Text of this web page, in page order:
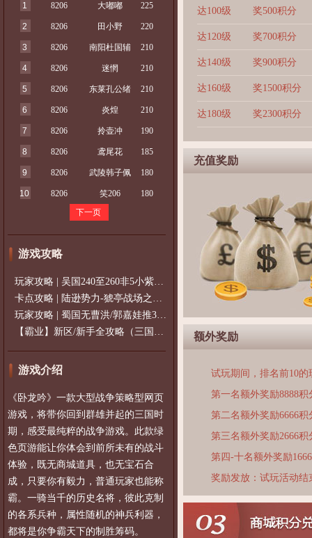
1
8206 大嘟嘟 225
2 8206 田小野 220
3 8206 南阳杜国辅 210
4 8206 迷惘 210
5 8206 东莱孔公绪 210
6 8206 炎煌 210
7 8206 拎壶冲 190
8 8206 鸢尾花 185
9 8206 武陵韩子佩 180
10 8206 笑206
180
下一页
游戏攻略
玩家攻略 | 吴国240至260非5小紫过策免
卡点攻略 | 陆逊势力-猇亭战场之陆逊
玩家攻略 | 蜀国无曹洪/郭嘉娃推375级，
【霸业】新区/新手全攻略（三国通用）2
游戏介绍
《卧龙吟》一款大型战争策略型网页
游戏，将带你回到群雄并起的三国时
期，感受最纯粹的战争游戏。此款绿
色页游能让你体会到前所未有的战斗
体验，既无商城道具，也无宝石合
成，只要你有毅力，普通玩家也能称
霸。一骑当千的历史名将，彼此克制
的各系兵种，属性随机的神兵利器，
都将是你争霸天下的制胜筹码。
达100级 奖500积分
达120级 奖700积分
达140级 奖900积分
达160级 奖1500积分
达180级 奖2300积分
充值奖励
额外奖励
试玩期间，排名前10
第一名额外奖励8888积
第二名额外奖励6666积
第三名额外奖励2666积
第四-十名额外奖励
奖励发放：试玩活动